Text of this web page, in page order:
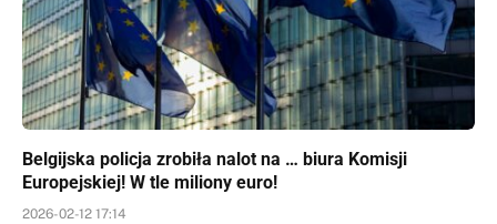
Belgijska policja zrobiła nalot na … biura Komisji
Europejskiej! W tle miliony euro!
2026-02-12 17:14